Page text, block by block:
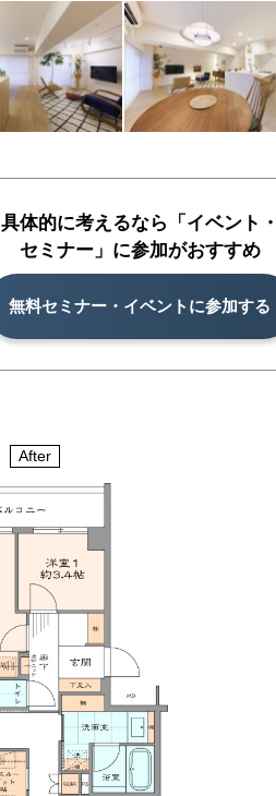
具体的に考えるなら「イベント・
セミナー」に参加がおすすめ
無料セミナー・イベントに参加する
After